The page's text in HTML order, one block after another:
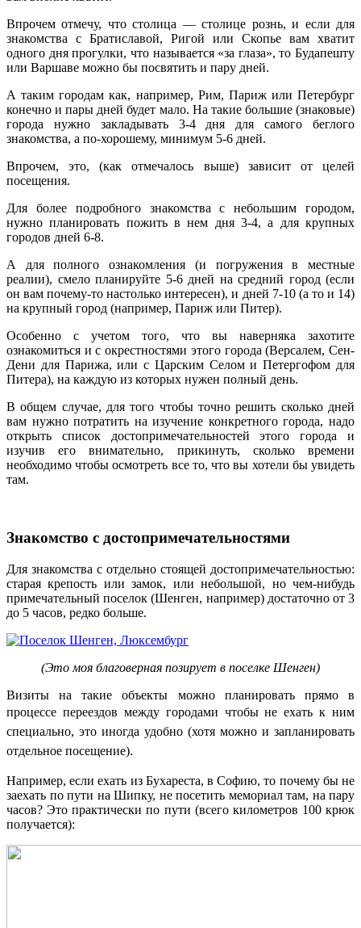
Впрочем отмечу, что столица — столице рознь, и если для
знакомства с Братиславой, Ригой или Скопье вам хватит
одного дня прогулки, что называется «за глаза», то Будапешту
или Варшаве можно бы посвятить и пару дней.
А таким городам как, например, Рим, Париж или Петербург
конечно и пары дней будет мало. На такие большие (знаковые)
города нужно закладывать 3-4 дня для самого беглого
знакомства, а по-хорошему, минимум 5-6 дней.
Впрочем, это, (как отмечалось выше) зависит от целей
посещения.
Для более подробного знакомства с небольшим городом,
нужно планировать пожить в нем дня 3-4, а для крупных
городов дней 6-8.
А для полного ознакомления (и погружения в местные
реалии), смело планируйте 5-6 дней на средний город (если
он вам почему-то настолько интересен), и дней 7-10 (а то и 14)
на крупный город (например, Париж или Питер).
Особенно с учетом того, что вы наверняка захотите
ознакомиться и с окрестностями этого города (Версалем, Сен-
Дени для Парижа, или с Царским Селом и Петергофом для
Питера), на каждую из которых нужен полный день.
В общем случае, для того чтобы точно решить сколько дней
вам нужно потратить на изучение конкретного города, надо
открыть список достопримечательностей этого города и
изучив его внимательно, прикинуть, сколько времени
необходимо чтобы осмотреть все то, что вы хотели бы увидеть
там.
Знакомство с достопримечательностями
Для знакомства с отдельно стоящей достопримечательностью:
старая крепость или замок, или небольшой, но чем-нибудь
примечательный поселок (Шенген, например) достаточно от 3
до 5 часов, редко больше.
(Это моя благоверная позирует в поселке Шенген)
Визиты на такие объекты можно планировать прямо в
процессе переездов между городами чтобы не ехать к ним
специально, это иногда удобно (хотя можно и запланировать
отдельное посещение).
Например, если ехать из Бухареста, в Софию, то почему бы не
заехать по пути на Шипку, не посетить мемориал там, на пару
часов? Это практически по пути (всего километров 100 крюк
получается):